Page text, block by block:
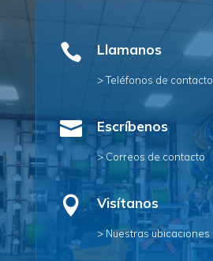
 Llamanos
> Teléfonos de contacto
 Escríbenos
> Correos de contacto
 Visítanos
> Nuestras ubicaciones